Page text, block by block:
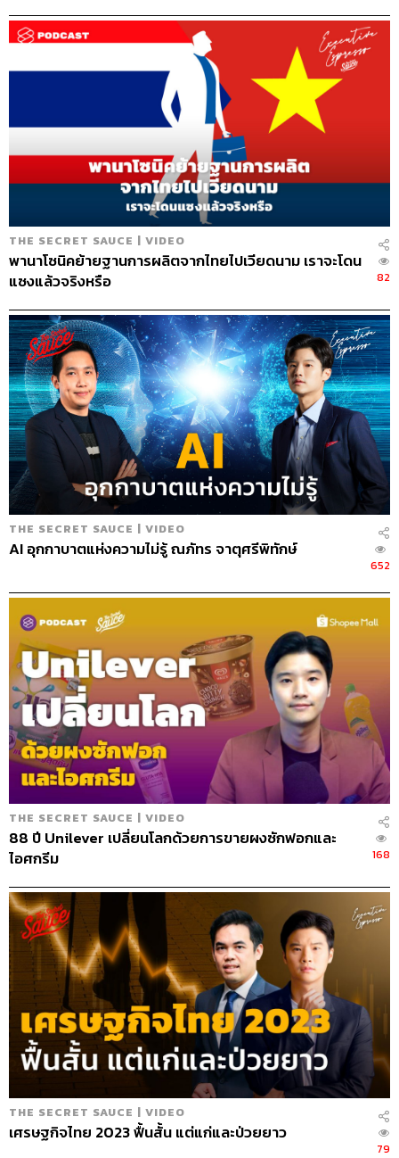
พวกคุณสร้างความไว้วางใจซึ่งกันและกันอย่างไรกับ
หลายคนมักเข้าใจผิดว่าบอร์ดต้องเป็นคนบริหารบริษัท แต่เรา
กลับคิดว่าบอร์ดเป็นคนคอยคุ้มกันผู้ถือหุ้น และทำให้มั่นใจว่า
กลยุทธ์ของเราถูกต้อง งานของเราคือการโน้มน้าวให้บอร์ด
เห็นถึงความสมบูรณ์ของแผน และทำให้เขาเห็นวิธีที่เราช่วย
ผู้ถือหุ้น เพราะมันหมายถึงคู่ค้า พนักงาน และผู้ถือหุ้น ผมคิด
ว่าสิ่งที่สำคัญคือเราต้องแน่ใจว่าไม่ใช่แค่บอร์ดที่มีความ
มั่นใจต่อทีมบริหาร แต่ทีมบริหารเองก็ต้องมีความมั่นใจต่อ
บอร์ดเช่นกัน พวกเขาต้องจับมือกันทำงานโดยมีความไว้
วางใจซึ่งกันและกัน เมื่อหลายปีก่อนในตอนที่บริษัทเรายังเล็ก
ผมได้เป็นทั้งซีอีโอและประธาน วันนี้เราจำเป็นต้องแยกหน้าที่
คนสองคนคือซีอีโอและประธาน แต่สิ่งที่สำคัญมากที่สุดคือ
เราต้องแน่ใจว่าเราได้รับการสนับสนุนจากบอร์ด และมันก็ขึ้น
อยู่กับว่าเราจะทำให้บอร์ดสบายใจได้แค่ไหน ก่อนเกิดโรค
ระบาดโควิด-19 เราได้ขายโรงแรม 3 แห่งในลิสบอน ประเทศ
โปรตุเกส และอีก 3 แห่งในมัลดีฟส์ นั่นเป็นการซื้อขายที่ใหญ่
มากสำหรับบริษัทเรา และมันทำให้เราสามารถจ่ายหนี้บาง
ส่วนก่อนช่วงโควิด-19 ได้ ผมรู้สึกดีมากที่เรามีโรงแรมที่เรา
เป็นเจ้าของลดลง 6 แห่ง และไม่ต้องจ่ายหนี้อีกต่อไป นั่นคือ
แผนที่เราวางไว้ล่วงหน้า มันทำให้ธนาคารมีความมั่นใจใน
บริษัทของเราว่า เรามีความมุ่งมั่นกับสิ่งที่ทำอยู่ และเราก็
ต้องการการสนับสนุนไม่ใช่แค่จากบอร์ดและผู้ที่มีส่วนได้ส่วน
เสียกับธุรกิจของเราเท่านั้น แต่เรายังต้องการการสนับสนุน
สามารถก้าวไปสู่ขั้นต่อไปคือการระดมหุ้นกู้ครั้งที่ 2 และการ
เพิ่มทุนให้กับธุรกิจของเรา
ถ้ามีเพื่อนของคุณบิลซึ่งเป็นทั้งประธานบอร์ดและซีอีโอ
ผู้ก่อตั้งบริษัทมาขอคำแนะนำว่าเมื่อไรที่เขาควรจะแบ่ง
หน้าที่ให้คนอื่นมาดำรงตำแหน่งเป็นซีอีโอแทน คุณจะให้
คำแนะนำแก่เขาว่าอย่างไร
อย่างแรก คุณต้องเชื่อใจเขามากพอที่จะให้เขารับหน้าที่นี้ ผม
ทำงานกับดิลิปรัจมานานพอที่จะเชื่อในความเป็นผู้นำของเขา
และไว้ใจให้เขาตัดสินใจได้อย่างเต็มร้อย อีกเรื่องคือเรามี
องค์กรที่ใหญ่มากพอที่เอื้อให้เราประสบความสำเร็จได้เร็ว
กว่าปกติ เช่น ความสามารถในการจัดการอย่างรวดเร็วใน
แต่ผมไม่ใช่ ผมเป็นผู้ถือหุ้นรายใหญ่อีกคนหนึ่งและมีส่วนได้
ส่วนเสีย เราจึงต้องมั่นใจว่าเราได้ให้ความสำคัญกับการดูแล
ผลประโยชน์ของผู้ที่มีส่วนได้ส่วนเสียทั้งหมดของบริษัทเป็น
อย่างดี
สมาชิกในบอร์ดคนอื่นๆ มีส่วนช่วยในการดูแลบริษัทฯ
อย่างไรบ้าง
ผมคิดว่าบอร์ดของเรามีความหลากหลายมาก เรามีนักลงทุน
ที่มีชื่อเสียงหลายคน บางคนแม้จะเกษียณไปแล้ว แต่ก็ยังเป็นที่
ปรึกษาให้กับบอร์ดของเราอยู่ เขาอยู่กับเรามาถึง 14-15 ปี เรา
มีนักลงทุนรายใหญ่อย่างคุณนิติที่เป็นคนรุ่นที่ 2 พ่อของเขาก็
อยู่ในบอร์ดของบริษัท พิซซ่า คอมปานี ดังนั้นเราจึงต้องการ
THE SECRET SAUCE | VIDEO
พานาโซนิคย้ายฐานการผลิตจากไทยไปเวียดนาม เราจะโดน
แซงแล้วจริงหรือ
82
THE SECRET SAUCE | VIDEO
AI อุกกาบาตแห่งความไม่รู้ ณภัทร จาตุศรีพิทักษ์
652
THE SECRET SAUCE | VIDEO
88 ปี Unilever เปลี่ยนโลกด้วยการขายผงซักฟอกและ
ไอศกรีม
168
THE SECRET SAUCE | VIDEO
เศรษฐกิจไทย 2023 ฟื้นสั้น แต่แก่และป่วยยาว
79